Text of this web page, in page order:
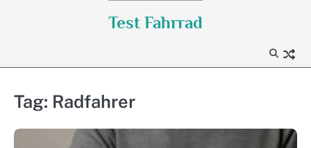
Test Fahrrad
Tag: Radfahrer